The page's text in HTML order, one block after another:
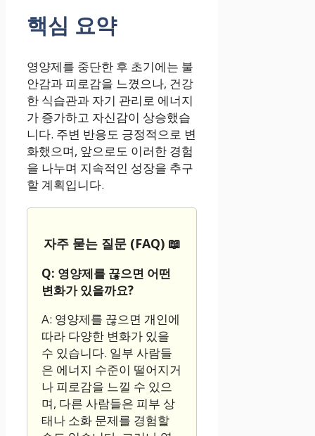
핵심 요약
영양제를 중단한 후 초기에는 불
안감과 피로감을 느꼈으나, 건강
한 식습관과 자기 관리로 에너지
가 증가하고 자신감이 상승했습
니다. 주변 반응도 긍정적으로 변
화했으며, 앞으로도 이러한 경험
을 나누며 지속적인 성장을 추구
할 계획입니다.
자주 묻는 질문 (FAQ) 📖
Q: 영양제를 끊으면 어떤
변화가 있을까요?
A: 영양제를 끊으면 개인에
따라 다양한 변화가 있을
수 있습니다. 일부 사람들
은 에너지 수준이 떨어지거
나 피로감을 느낄 수 있으
며, 다른 사람들은 피부 상
태나 소화 문제를 경험할